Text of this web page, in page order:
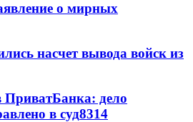
о мирных
насчет вывода войск из
ПриватБанка: дело
в суд8314